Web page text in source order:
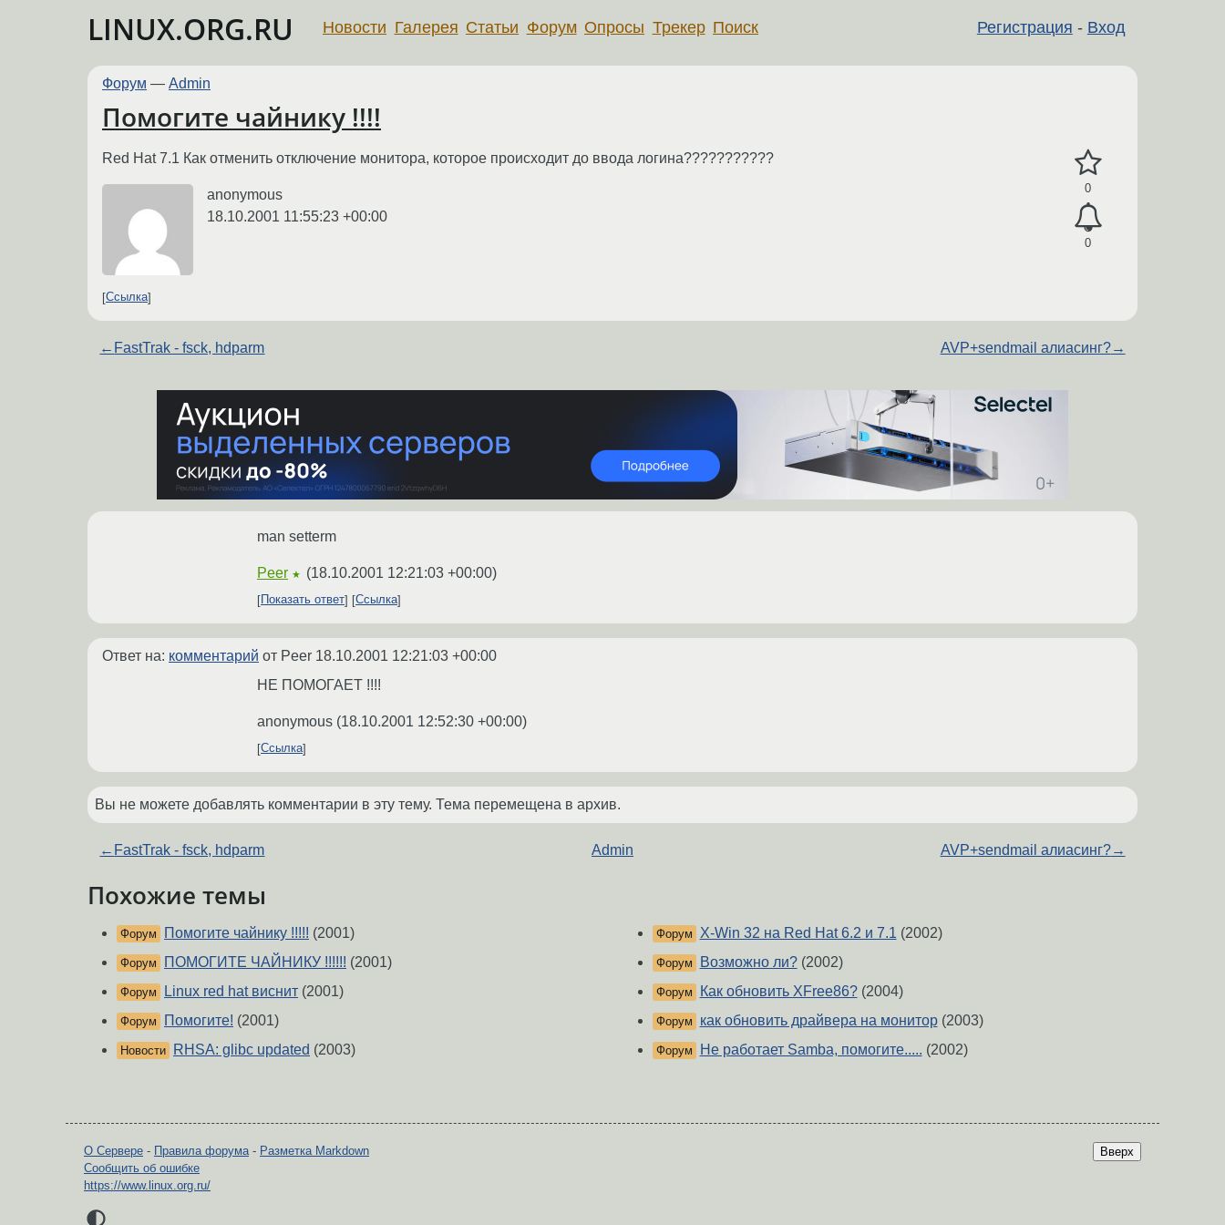
LINUX.ORG.RU Регистрация - Вход
Новости Галерея Статьи Форум Опросы Трекер Поиск
Форум — Admin
Помогите чайнику !!!!
0
0
Red Hat 7.1 Как отменить отключение монитора, которое происходит до ввода логина???????????
anonymous
18.10.2001 11:55:23 +00:00
Ссылка
← FastTrak - fsck, hdparm AVP+sendmail алиасинг?→
man setterm
Peer ★ (18.10.2001 12:21:03 +00:00)
Показать ответ Ссылка
Ответ на: комментарий от Peer 18.10.2001 12:21:03 +00:00
НЕ ПОМОГАЕТ !!!!
anonymous (18.10.2001 12:52:30 +00:00)
Ссылка
Вы не можете добавлять комментарии в эту тему. Тема перемещена в архив.
← FastTrak - fsck, hdparm Admin AVP+sendmail алиасинг?→
Похожие темы
Форум Помогите чайнику !!!!! (2001)
Форум ПОМОГИТЕ ЧАЙНИКУ !!!!!! (2001)
Форум Linux red hat виснит (2001)
Форум Помогите! (2001)
Новости RHSA: glibc updated (2003)
Форум X-Win 32 на Red Hat 6.2 и 7.1 (2002)
Форум Возможно ли?(2002)
Форум Как обновить XFree86?(2004)
Форум как обновить драйвера на монитор(2003)
Форум Не работает Samba, помогите..... (2002)
Вверх
О Сервере - Правила форума- Разметка Markdown
Сообщить об ошибке
https://www.linux.org.ru/